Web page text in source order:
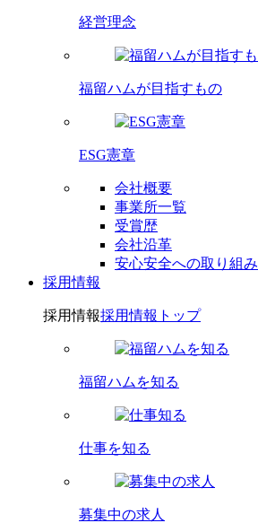
経営理念
福留ハムが目指すもの
ESG憲章
会社概要
事業所一覧
受賞歴
会社沿革
安心安全への取り組み
採用情報
採用情報採用情報トップ
福留ハムを知る
仕事を知る
募集中の求人